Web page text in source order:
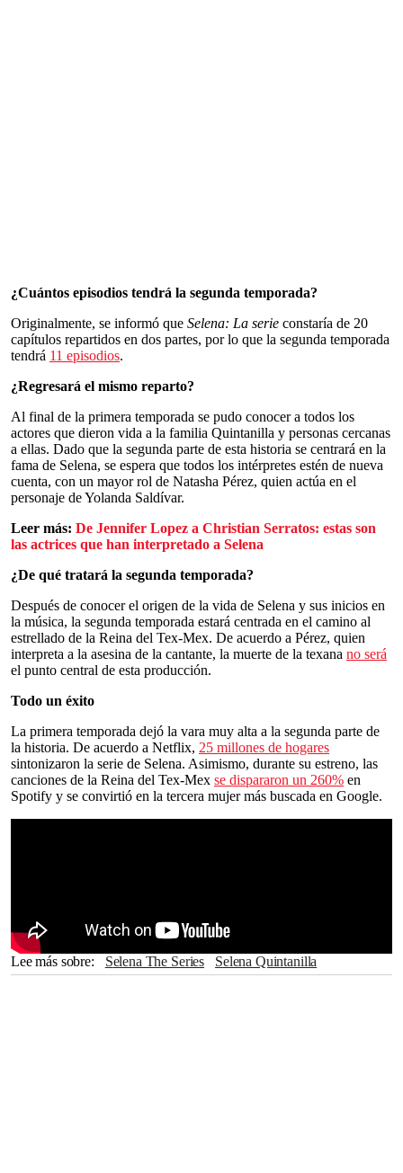
¿Cuántos episodios tendrá la segunda temporada?
Originalmente, se informó que Selena: La serie constaría de 20
capítulos repartidos en dos partes, por lo que la segunda temporada
tendrá 11 episodios.
¿Regresará el mismo reparto?
Al final de la primera temporada se pudo conocer a todos los
actores que dieron vida a la familia Quintanilla y personas cercanas
a ellas. Dado que la segunda parte de esta historia se centrará en la
fama de Selena, se espera que todos los intérpretes estén de nueva
cuenta, con un mayor rol de Natasha Pérez, quien actúa en el
personaje de Yolanda Saldívar.
Leer más: De Jennifer Lopez a Christian Serratos: estas son
las actrices que han interpretado a Selena
¿De qué tratará la segunda temporada?
Después de conocer el origen de la vida de Selena y sus inicios en
la música, la segunda temporada estará centrada en el camino al
estrellado de la Reina del Tex-Mex. De acuerdo a Pérez, quien
interpreta a la asesina de la cantante, la muerte de la texana no será
el punto central de esta producción.
Todo un éxito
La primera temporada dejó la vara muy alta a la segunda parte de
la historia. De acuerdo a Netflix, 25 millones de hogares
sintonizaron la serie de Selena. Asimismo, durante su estreno, las
canciones de la Reina del Tex-Mex se dispararon un 260% en
Spotify y se convirtió en la tercera mujer más buscada en Google.
Lee más sobre Selena The Series
Selena Quintanilla